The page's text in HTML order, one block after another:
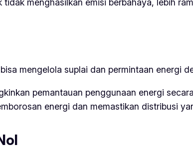
tidak menghasilkan emisi berbahaya, lebih
mengelola suplai dan permintaan energi
pemantauan penggunaan energi
energi dan memastikan distribusi